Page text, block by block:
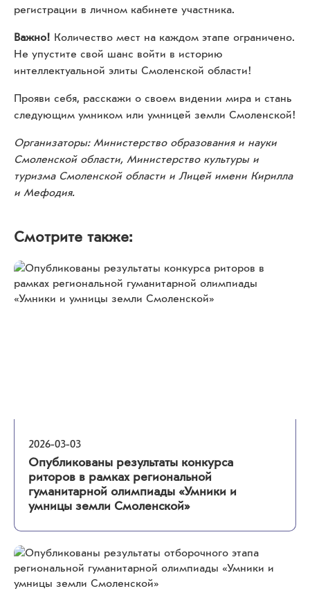
регистрации в личном кабинете участника.
Важно! Количество мест на каждом этапе ограничено.
Не упустите свой шанс войти в историю
интеллектуальной элиты Смоленской области!
Прояви себя, расскажи о своем видении мира и стань
следующим умником или умницей земли Смоленской!
Организаторы: Министерство образования и науки
Смоленской области, Министерство культуры и
туризма Смоленской области и Лицей имени Кирилла
и Мефодия.
Смотрите также:
2026-03-03
Опубликованы результаты конкурса
риторов в рамках региональной
гуманитарной олимпиады «Умники и
умницы земли Смоленской»